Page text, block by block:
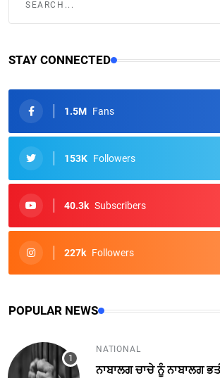
STAY CONNECTED
1.5M Fans
153K Followers
40.3k Subscribers
227k Followers
POPULAR NEWS
NATIONAL
ਨਾਬਾਲਗ ਚਾਚੇ ਨੂੰ ਨਾਬਾਲਗ